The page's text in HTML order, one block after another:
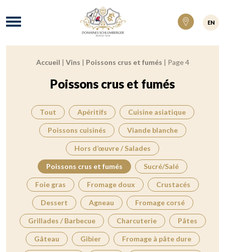
Domaines Schlumberger Vignerons 100%
Menu
EN
Fil d'Ariane :
Accueil | Vins | Poissons crus et fumés | Page 4
Poissons crus et fumés
Tout Apéritifs Cuisine asiatique
Poissons cuisinés Viande blanche
Hors d’œuvre / Salades
Poissons crus et fumés Sucré/Salé
Foie gras Fromage doux Crustacés
Dessert Agneau Fromage corsé
Grillades / Barbecue Charcuterie Pâtes
Gâteau Gibier Fromage à pâte dure